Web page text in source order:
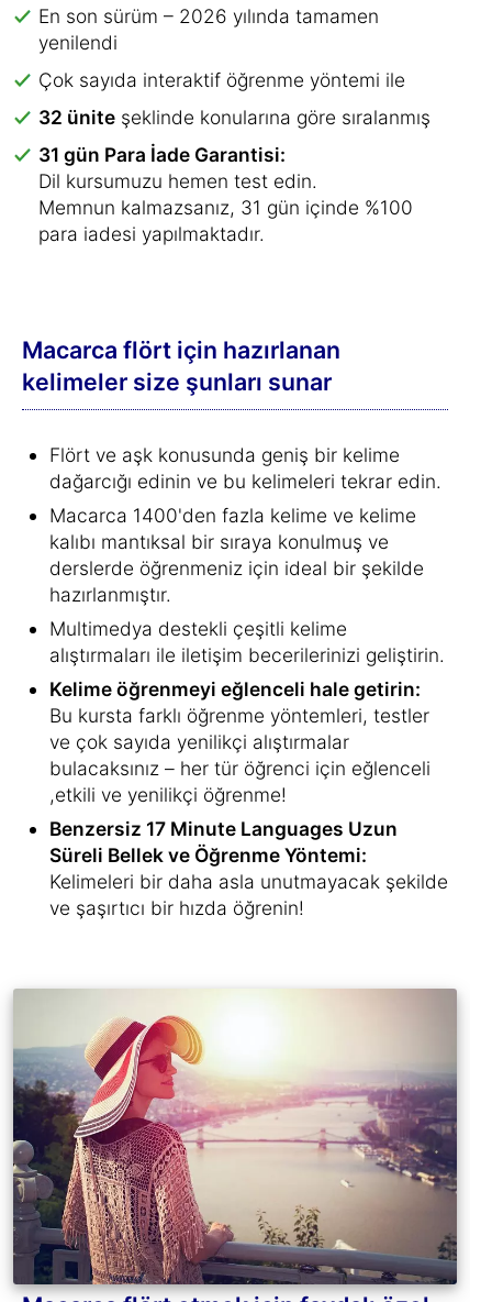
En son sürüm – 2026 yılında tamamen
yenilendi
Çok sayıda interaktif öğrenme yöntemi ile
32 ünite şeklinde konularına göre sıralanmış
31 gün Para İade Garantisi:
Dil kursumuzu hemen test edin.
Memnun kalmazsanız, 31 gün içinde %100
para iadesi yapılmaktadır.
Macarca flört için hazırlanan
kelimeler size şunları sunar
Flört ve aşk konusunda geniş bir kelime
dağarcığı edinin ve bu kelimeleri tekrar edin.
Macarca 1400'den fazla kelime ve kelime
kalıbı mantıksal bir sıraya konulmuş ve
derslerde öğrenmeniz için ideal bir şekilde
hazırlanmıştır.
Multimedya destekli çeşitli kelime
alıştırmaları ile iletişim becerilerinizi geliştirin.
Kelime öğrenmeyi eğlenceli hale getirin:
Bu kursta farklı öğrenme yöntemleri, testler
ve çok sayıda yenilikçi alıştırmalar
bulacaksınız – her tür öğrenci için eğlenceli
,etkili ve yenilikçi öğrenme!
Benzersiz 17 Minute Languages Uzun
Süreli Bellek ve Öğrenme Yöntemi:
Kelimeleri bir daha asla unutmayacak şekilde
ve şaşırtıcı bir hızda öğrenin!